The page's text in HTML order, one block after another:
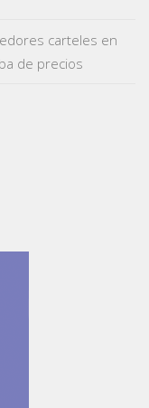
carteles en
de precios